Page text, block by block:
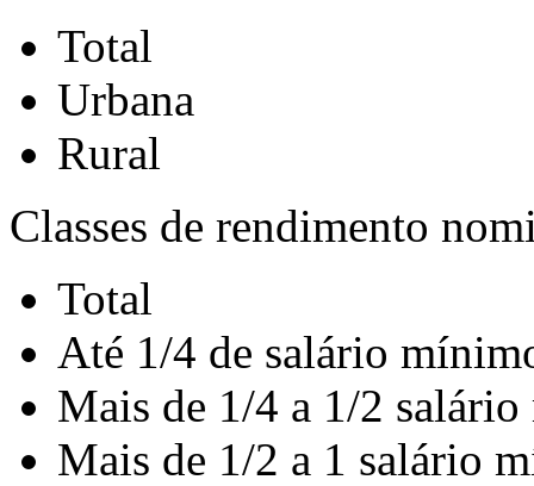
Total
Urbana
Rural
Classes de rendimento
Total
Até 1/4 de salário
Mais de 1/4 a 1/2
Mais de 1/2 a 1 salário